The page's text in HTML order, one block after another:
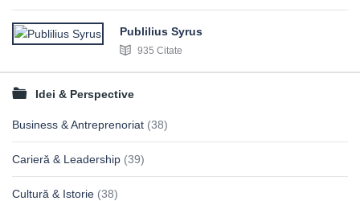
Publilius Syrus
935 Citate
Idei & Perspective
Business & Antreprenoriat (38)
Carieră & Leadership (39)
Cultură & Istorie (38)